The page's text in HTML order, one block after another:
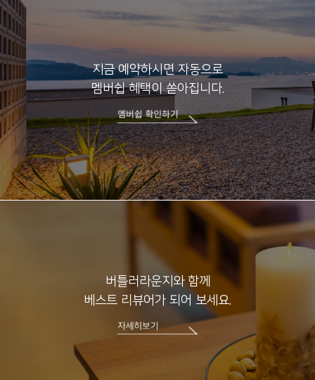
지금 예약하시면 자동으로
멤버쉽 혜택이 쏟아집니다.
버틀러라운지와 함께
베스트 리뷰어가 되어 보세요.